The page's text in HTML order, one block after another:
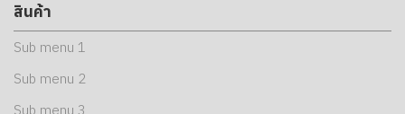
สินค้า
Sub menu 1
Sub menu 2
Sub menu 3